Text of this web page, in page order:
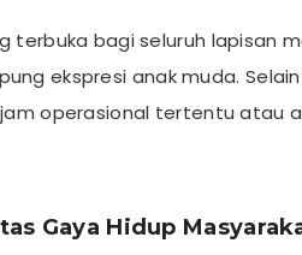
terbuka bagi seluruh lapisan
ekspresi anak muda.
operasional tertentu atau
Gaya Hidup